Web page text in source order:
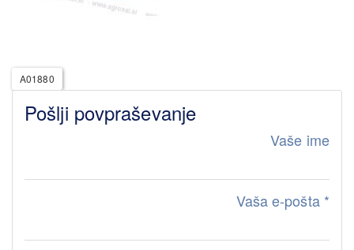
A01880
Pošlji povpraševanje
Vaše ime
Vaša e-pošta *